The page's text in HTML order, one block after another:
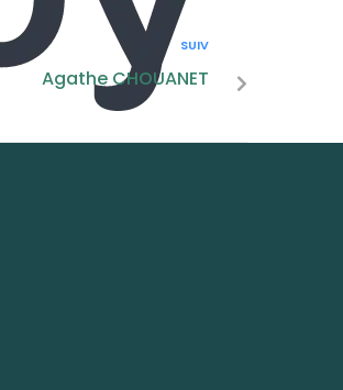
SUIV
Agathe CHOUANET